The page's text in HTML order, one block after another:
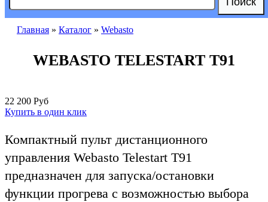
Форма поиска
Главная » Каталог » Webasto
WEBASTO TELESTART T91
22 200 Руб
Купить в один клик
Компактный пульт дистанционного
управления Webasto Telestart T91
предназначен для запуска/остановки
функции прогрева с возможностью выбора